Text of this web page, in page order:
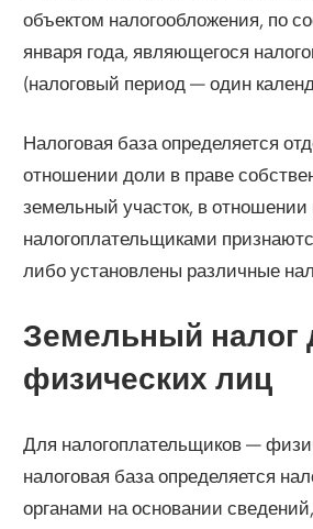
объектом налогообложения, по
января года, являющегося
(налоговый период — один
Налоговая база определяется
отношении доли в праве
земельный участок, в отношении
налогоплательщиками
либо установлены различные
Земельный налог
физических лиц
Для налогоплательщиков —
налоговая база определяется
органами на основании